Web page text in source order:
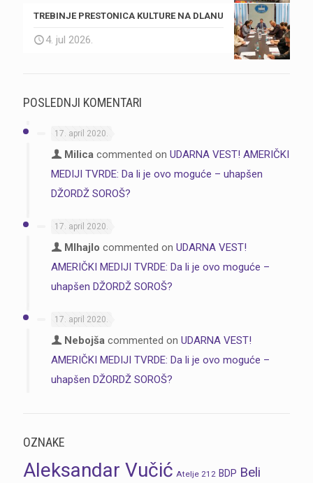
TREBINJE PRESTONICA KULTURE NA DLANU
4. jul 2026.
POSLEDNJI KOMENTARI
17. april 2020.
Milica commented on UDARNA VEST! AMERIČKI
MEDIJI TVRDE: Da li je ovo moguće – uhapšen
DŽORDŽ SOROŠ?
17. april 2020.
MIhajlo commented on UDARNA VEST!
AMERIČKI MEDIJI TVRDE: Da li je ovo moguće –
uhapšen DŽORDŽ SOROŠ?
17. april 2020.
Nebojša commented on UDARNA VEST!
AMERIČKI MEDIJI TVRDE: Da li je ovo moguće –
uhapšen DŽORDŽ SOROŠ?
OZNAKE
Aleksandar Vučić Atelje 212 BDP Beli